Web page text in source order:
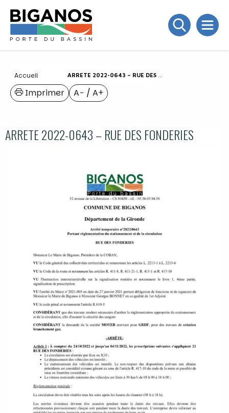
Accueil ARRETE 2022-0643 – RUE DES FONDERIES
A− / A+
Imprimer
ARRETE 2022-0643 – RUE DES FONDERIES